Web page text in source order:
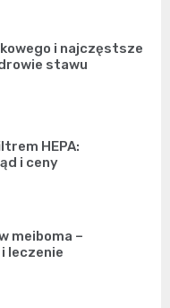
i najczęstsze
stawu
HEPA:
i ceny
meiboma –
leczenie